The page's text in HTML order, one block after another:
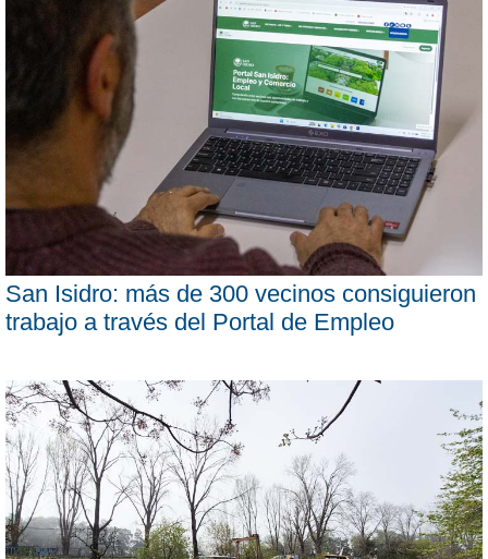
San Isidro: más de 300 vecinos consiguieron
trabajo a través del Portal de Empleo